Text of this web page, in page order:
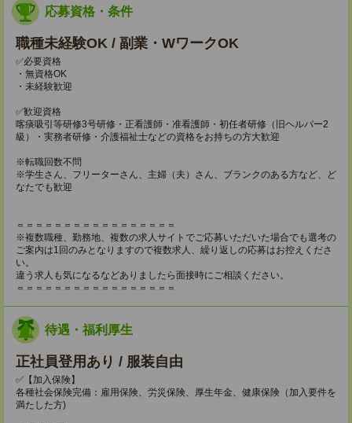
応募資格・条件
職種未経験OK / 副業・WワークOK
✅必要資格
・無資格OK
・未経験歓迎
✅歓迎資格
喀痰吸引等研修3号研修・正看護師・准看護師・初任者研修（旧ヘルパー2
級）・実務者研修・介護福祉士などの資格をお持ちの方大歓迎
※転職回数不問
※学生さん、フリーターさん、主婦（夫）さん、ブランクのある方など、ど
なたでも歓迎
＝＝＝＝＝＝＝＝＝＝＝＝＝＝＝＝＝
※複数職種、勤務地、複数の求人サイトでご応募いただいた場合でも選考の
ご案内は1回のみとなりますので複数求人、繰り返しの応募はお控えくださ
い。
違う求人も気になるなどありましたら面接時にご相談ください。
＝＝＝＝＝＝＝＝＝＝＝＝＝＝＝＝＝
待遇・福利厚生
正社員登用あり / 服装自由
✅【加入保険】
各種社会保険完備：雇用保険、労災保険、厚生年金、健康保険（加入要件を
満たした方)